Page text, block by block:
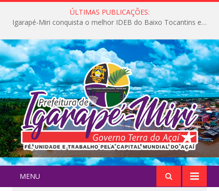
ÚLTIMAS PUBLICAÇÕES:
Igarapé-Miri conquista o melhor IDEB do Baixo Tocantins e avança na qualidade da educação pública
MENU